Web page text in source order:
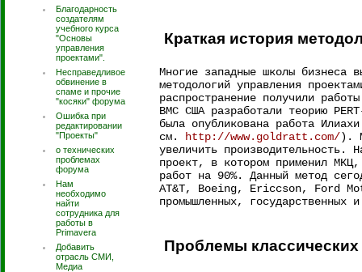
Благодарность
создателям
учебного курса
"Основы
управления
проектами".
Несправедливое
обвинение в
спаме и прочие
"косяки" форума
Ошибка при
редактировании
"Проекты"
о технических
проблемах
форума
Нам
необходимо
найти
сотрудника для
работы в
Primavera
Добавить
отрасль СМИ,
Медиа
Краткая история
Многие западные школы бизнеса
методологий управления
распространение получили
ВМС США разработали теорию
была опубликована работа
см.
http://www.goldratt.com/).
увеличить
проект, в котором применил
работ на 90%. Данный метод
AT&T, Boeing, Eriсcson, Ford
промышленных, государственных
Проблемы